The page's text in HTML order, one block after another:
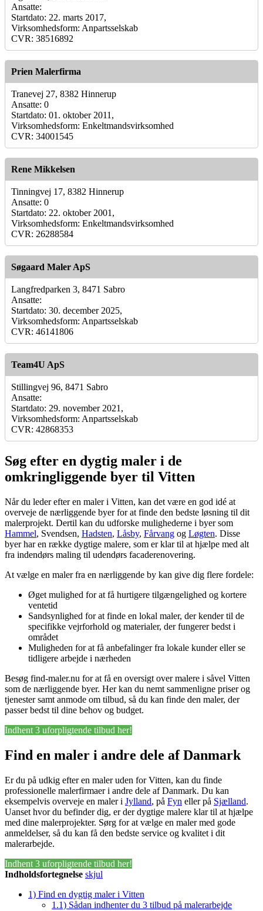
Ansatte:
Startdato: 22. marts 2017,
Virksomhedsform: Anpartsselskab
CVR: 38516892
Prien Malerfirma
Tranevej 27, 8382 Hinnerup
Ansatte: 0
Startdato: 01. oktober 2011,
Virksomhedsform: Enkeltmandsvirksomhed
CVR: 34001545
Rene Mikkelsen
Tinningvej 17, 8382 Hinnerup
Ansatte: 0
Startdato: 22. oktober 2001,
Virksomhedsform: Enkeltmandsvirksomhed
CVR: 26288584
Søgaard Maler ApS
Langfredparken 3, 8471 Sabro
Ansatte:
Startdato: 30. december 2025,
Virksomhedsform: Anpartsselskab
CVR: 46141806
Team4U ApS
Stillingvej 96, 8471 Sabro
Ansatte:
Startdato: 29. november 2021,
Virksomhedsform: Anpartsselskab
CVR: 42868353
Søg efter en dygtig maler i de
omkringliggende byer til Vitten
Når du leder efter en maler i Vitten, kan det være en god idé at
overveje de nærliggende byer for at finde den bedste løsning til dit
malerprojekt. Dertil kan du udforske mulighederne i byer som
Hammel, Svendsen, Hadsten, Låsby, Fårvang og Løgten. Disse
byer har en række dygtige malere, som er klar til at hjælpe med alt
fra indendørs maling til udendørs facaderenovering.
At vælge en maler fra en nærliggende by kan give dig flere fordele:
Øget mulighed for at få hurtigere tilgængelighed og kortere
ventetid
Sandsynlighed for at finde en lokal maler, der kender til de
specifikke vejrforhold og materialer, der fungerer bedst i
området
Muligheden for at få anbefalinger fra lokale kunder eller se
tidligere arbejde i nærheden
Besøg find-maler.nu for at få en oversigt over malere i såvel Vitten
som de nærliggende byer. Her kan du nemt sammenligne priser og
tjenester samt anmode om tilbud, så du kan finde den maler, der
passer bedst til dine behov og budget.
Indhent 3 uforpligtende tilbud her!
Find en maler i andre dele af Danmark
Er du på udkig efter en maler uden for Vitten, kan du finde
professionelle malerfirmaer i andre dele af Danmark. Du kan
eksempelvis overveje en maler i Jylland, på Fyn eller på Sjælland.
Uanset hvor du befinder dig, er der dygtige malere klar til at hjælpe
med dine malerprojekter. Sørg for at vælge en maler med gode
anmeldelser, så du kan få den bedste service og kvalitet i dit
malerarbejde.
Indhent 3 uforpligtende tilbud her!
Indholdsfortegnelse skjul
1) Find en dygtig maler i Vitten
1.1) Sådan indhenter du 3 tilbud på malerarbejde